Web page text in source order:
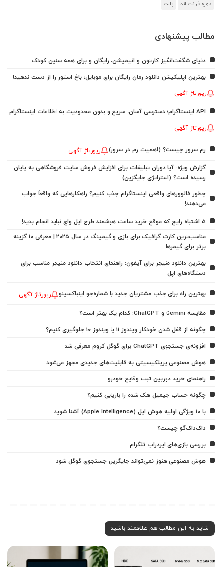
دوره فرانت اند پالت
مطالب پیشنهادی
دنیای شگفت‌انگیز کارتون و انیمیشن، رایگان و برای همه سنین کودک
بهترین اپلیکیشن دانلود رمان رایگان برای موبایل؛ باغ استور را از دست ندهید!
رپورتاژ آگهی
API اینستاگرام؛ دسترسی آسان، سریع و بدون محدودیت به اطلاعات اینستاگرام
رپورتاژ آگهی
رم سرور چیست؟ (اهمیت رم در سرور) رپورتاژ آگهی
گزارش ویژه: آیا دوران تبلیغات برای افزایش فروش سایت فروشگاهی به پایان
رسیده است؟ (استراتژی جایگزین)
چطور فالوورهای واقعی اینستاگرام جذب کنیم؟ راهکارهایی که واقعاً جواب
می‌دهند!
5 اشتباه رایج که موقع خرید ساعت هوشمند طرح اپل واچ نباید انجام بدید!
مناسب‌ترین کارت گرافیک برای بازی و گیمینگ در سال ۲۰۲۵ | معرفی ۱۰ گزینه
برتر برای گیمرها
بهترین دانلود منیجر برای آیفون: راهنمای انتخاب دانلود منیجر مناسب برای
دستگاه‌های اپل
بهترین راه برای جذب مشتریان جدید با شماره‌جو اینباکسینو رپورتاژ آگهی
مقایسه Gemini و ChatGPT: کدام یک بهتر است؟
چگونه از قفل شدن خودکار ویندوز 11 یا ویندوز 10 جلوگیری کنیم؟
افزونه‌ی جستجوی ChatGPT برای گوگل کروم معرفی شد
هوش مصنوعی پرپلکیسیتی به قابلیت‌های جدیدی مجهز می‌شود
راهنمای خرید دوربین ثبت وقایع خودرو
چگونه حساب جیمیل هک شده را بازیابی کنیم؟
با ۱۰ ویژگی اولیه هوش اپل (Apple Intelligence) آشنا شوید
داک‌داک‌گو چیست؟
بررسی بازی‌های ایردراپ تلگرام
هوش مصنوعی هنوز نمی‌تواند جایگزین جستجوی گوگل شود
شاید به این مطالب هم علاقمند باشید